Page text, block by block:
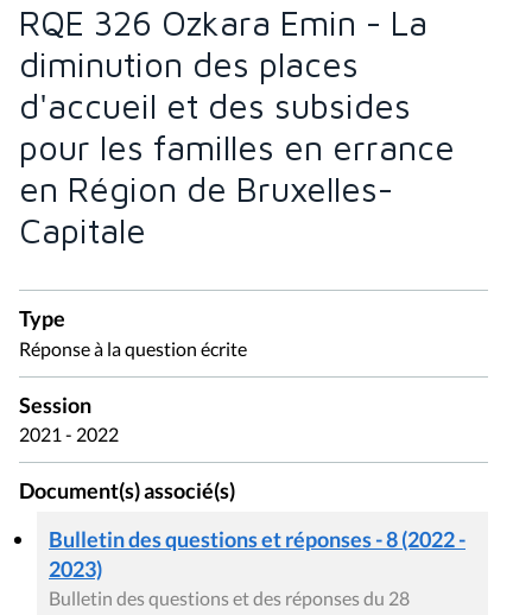
RQE 326 Ozkara Emin - La
diminution des places
d'accueil et des subsides
pour les familles en errance
en Région de Bruxelles-
Capitale
Type
Réponse à la question écrite
Session
2021 - 2022
Document(s) associé(s)
Bulletin des questions et réponses - 8 (2022 -
2023)
Bulletin des questions et des réponses du 28